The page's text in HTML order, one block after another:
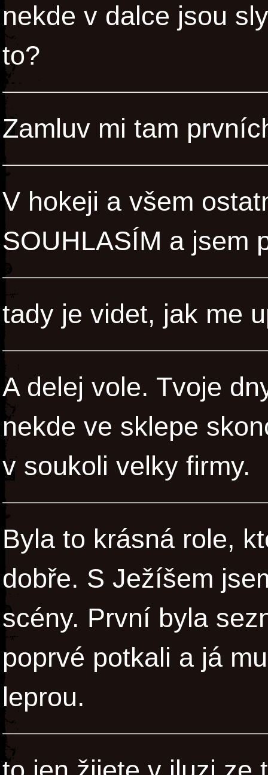
nekde v dalce jsou
to?
Zamluv mi tam
V hokeji a všem
SOUHLASÍM a jsem
tady je videt, jak me
A delej vole. Tvoje
nekde ve sklepe
v soukoli velky firmy.
Byla to krásná role,
dobře. S Ježíšem
scény. První byla
poprvé potkali a já
leprou.